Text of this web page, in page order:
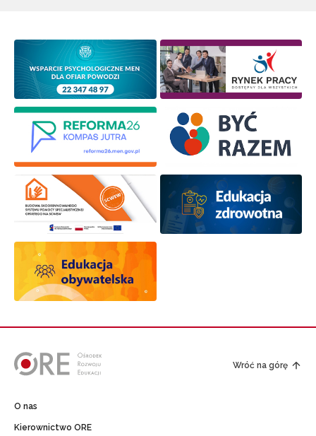
Wróć na górę
O nas
Kierownictwo ORE